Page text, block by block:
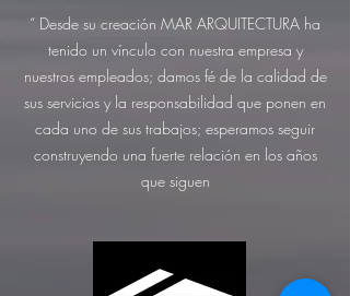
“ Desde su creación MAR ARQUITECTURA ha
tenido un vínculo con nuestra empresa y
nuestros empleados; damos fé de la calidad de
sus servicios y la responsabilidad que ponen en
cada uno de sus trabajos; esperamos seguir
construyendo una fuerte relación en los años
que siguen